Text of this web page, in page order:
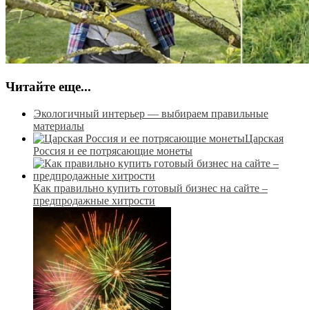
Читайте еще...
Экологичный интерьер — выбираем правильные
материалы
Царская
Россия и ее потрясающие монеты
Как правильно купить готовый бизнес на сайте –
предпродажные хитрости